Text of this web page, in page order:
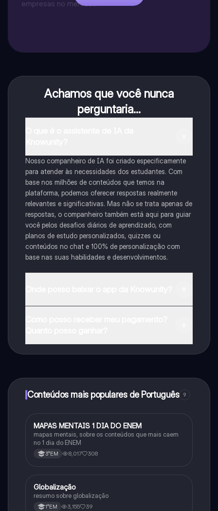
empresas no mercado?
Achamos que você nunca
perguntaria...
Nosso companheiro de IA foi criado especificamente
para atender às necessidades dos estudantes. Com
base nos milhões de conteúdos que temos na
plataforma, podemos oferecer respostas realmente
relevantes e significativas. Mas não se trata apenas de
respostas, o companheiro também está aqui para guiar
você pelos desafios diários de aprendizado, com
planos de estudo personalizados, quizzes ou
conteúdos no chat e 100% de personalização com
base nas suas habilidades e desenvolvimentos.
Conteúdos mais populares de Português 9
Português
MAPAS MENTAIS 1 DIA DO ENEM
mapas mentais, sobre os conteúdos que mais caem
no 1 dia do ENEM
3°EM 8,017 308
Geografia
Globalização
resumo sobre globalização
1°EM 3,155 39